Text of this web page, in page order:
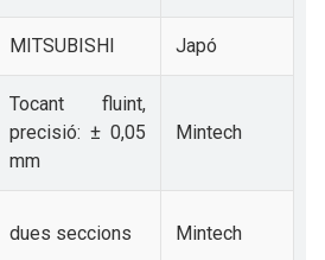
MITSUBISHI Japó
Tocant fluint,
precisió: ± 0,05
mm
Mintech
dues seccions Mintech